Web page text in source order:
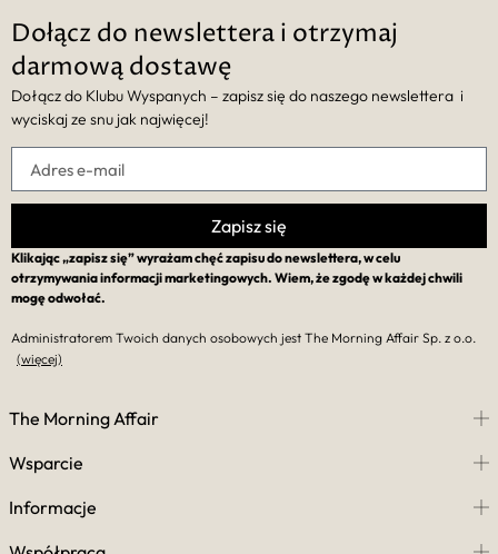
Dołącz do newslettera i otrzymaj
darmową dostawę
Dołącz do Klubu Wyspanych – zapisz się do naszego newslettera i
wyciskaj ze snu jak najwięcej!
Zapisz się
Klikając „zapisz się” wyrażam chęć zapisu do newslettera, w celu
otrzymywania informacji marketingowych. Wiem, że zgodę w każdej chwili
mogę odwołać.
Administratorem Twoich danych osobowych jest The Morning Affair Sp. z o.o.
(więcej)
The Morning Affair
Wsparcie
Informacje